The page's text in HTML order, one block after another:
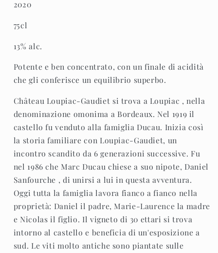
2020
75cl
13% alc.
Potente e ben concentrato, con un finale di acidità
che gli conferisce un equilibrio superbo.
Château Loupiac-Gaudiet si trova a Loupiac , nella
denominazione omonima a Bordeaux. Nel 1919 il
castello fu venduto alla famiglia Ducau. Inizia così
la storia familiare con Loupiac-Gaudiet, un
incontro scandito da 6 generazioni successive. Fu
nel 1986 che Marc Ducau chiese a suo nipote, Daniel
Sanfourche , di unirsi a lui in questa avventura.
Oggi tutta la famiglia lavora fianco a fianco nella
proprietà: Daniel il padre, Marie-Laurence la madre
e Nicolas il figlio. Il vigneto di 30 ettari si trova
intorno al castello e beneficia di un'esposizione a
sud. Le viti molto antiche sono piantate sulle